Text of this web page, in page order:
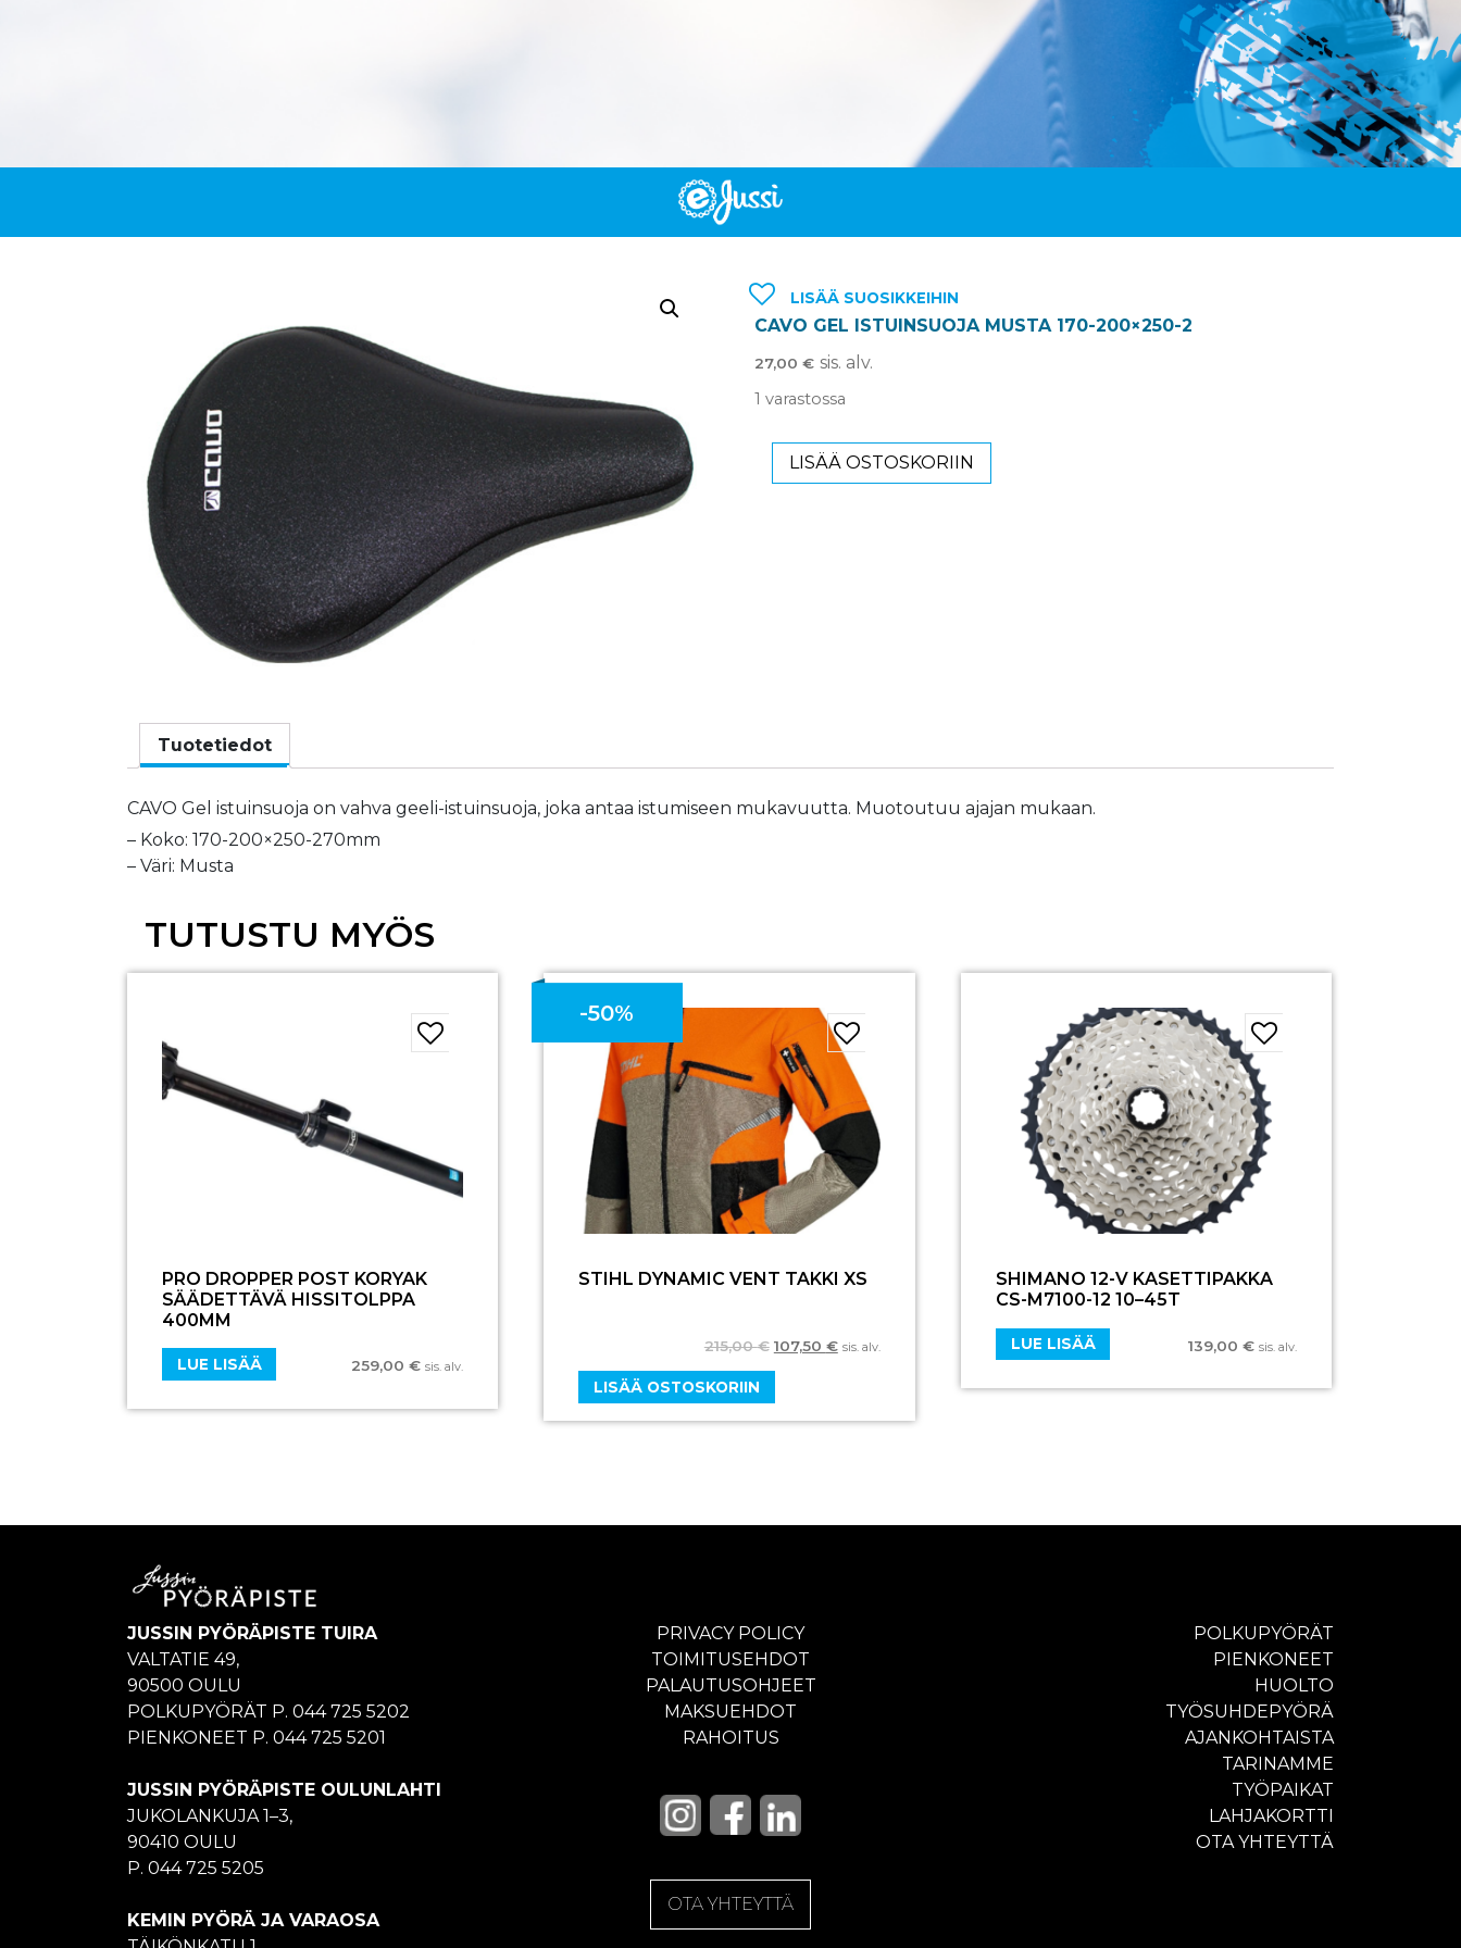
LISÄÄ SUOSIKKEIHIN
CAVO GEL ISTUINSUOJA MUSTA 170-200×250-2
27,00€ sis. alv.
1 varastossa
LISÄÄ OSTOSKORIIN
Tuotetiedot
CAVO Gel istuinsuoja on vahva geeli-istuinsuoja, joka antaa istumiseen mukavuutta. Muotoutuu ajajan mukaan.
– Koko: 170-200×250-270mm
– Väri: Musta
TUTUSTU MYÖS
PRO DROPPER POST KORYAK
SÄÄDETTÄVÄ HISSITOLPPA
400MM
259,00€ sis. alv.
LUE LISÄÄ
-50%
STIHL DYNAMIC VENT TAKKI XS
215,00€ 107,50 € sis. alv.
LISÄÄ OSTOSKORIIN
SHIMANO 12-V KASETTIPAKKA
CS-M7100-12 10–45T
139,00€ sis. alv.
LUE LISÄÄ
JUSSIN PYÖRÄPISTE TUIRA
VALTATIE 49,
90500 OULU
POLKUPYÖRÄT P. 044 725 5202
PIENKONEET P. 044 725 5201
JUSSIN PYÖRÄPISTE OULUNLAHTI
JUKOLANKUJA 1–3,
90410 OULU
P. 044 725 5205
KEMIN PYÖRÄ JA VARAOSA
PRIVACY POLICY
TOIMITUSEHDOT
PALAUTUSOHJEET
MAKSUEHDOT
RAHOITUS
OTA YHTEYTTÄ
POLKUPYÖRÄT
PIENKONEET
HUOLTO
TYÖSUHDEPYÖRÄ
AJANKOHTAISTA
TARINAMME
TYÖPAIKAT
LAHJAKORTTI
OTA YHTEYTTÄ